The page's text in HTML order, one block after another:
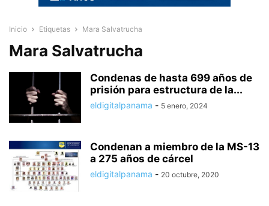
Inicio Etiquetas Mara Salvatrucha
Mara Salvatrucha
Condenas de hasta 699 años de
prisión para estructura de la...
eldigitalpanama - 5 enero, 2024
Condenan a miembro de la MS-13
a 275 años de cárcel
eldigitalpanama - 20 octubre, 2020